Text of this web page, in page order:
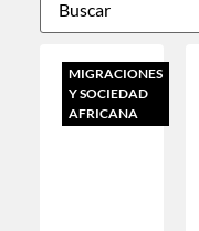
MIGRACIONES
Y SOCIEDAD
AFRICANA